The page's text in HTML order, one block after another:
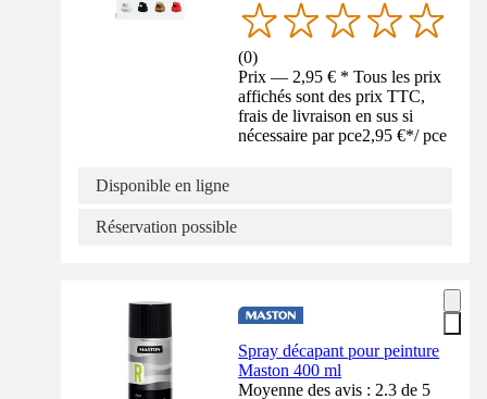
(0)
Prix — 2,95 € * Tous les prix
affichés sont des prix TTC,
frais de livraison en sus si
nécessaire par pce2,95 €*/ pce
Disponible en ligne
Réservation possible
Spray décapant pour peinture
Maston 400 ml
Moyenne des avis : 2.3 de 5